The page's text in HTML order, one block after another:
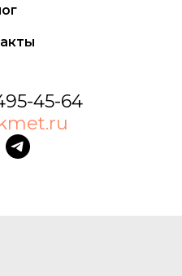
45-64